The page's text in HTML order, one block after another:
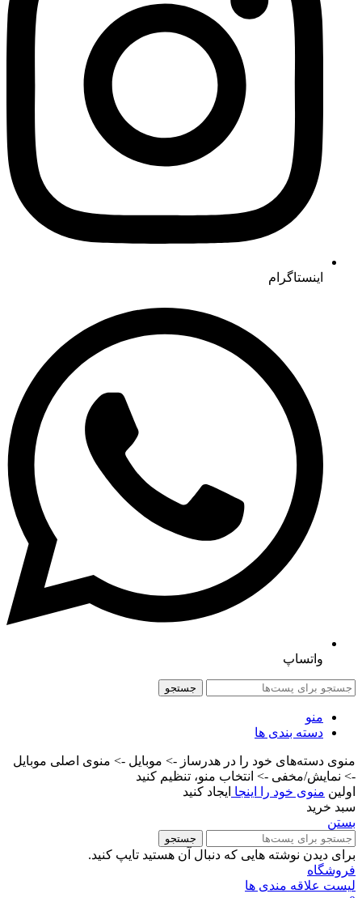
اینستاگرام
واتساپ
جستجو
منو
دسته بندی ها
منوی دسته‌های خود را در هدرساز -> موبایل -> منوی اصلی موبایل
-> نمایش/مخفی -> انتخاب منو، تنظیم کنید
اولین منوی خود را اینجا ایجاد کنید
سبد خرید
بستن
جستجو
برای دیدن نوشته هایی که دنبال آن هستید تایپ کنید.
فروشگاه
لیست علاقه مندی ها